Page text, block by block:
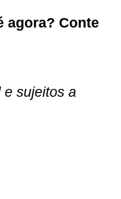
agora? Conte
e sujeitos a